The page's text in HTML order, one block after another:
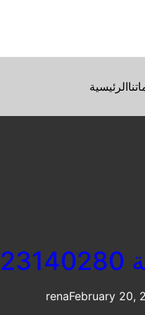
الرئيسية
renaFebruary 20,